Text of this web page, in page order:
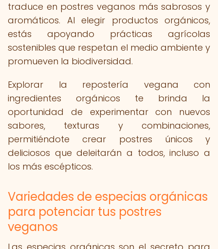
traduce en postres veganos más sabrosos y
aromáticos. Al elegir productos orgánicos,
estás apoyando prácticas agrícolas
sostenibles que respetan el medio ambiente y
promueven la biodiversidad.
Explorar la repostería vegana con
ingredientes orgánicos te brinda la
oportunidad de experimentar con nuevos
sabores, texturas y combinaciones,
permitiéndote crear postres únicos y
deliciosos que deleitarán a todos, incluso a
los más escépticos.
Variedades de especias orgánicas
para potenciar tus postres
veganos